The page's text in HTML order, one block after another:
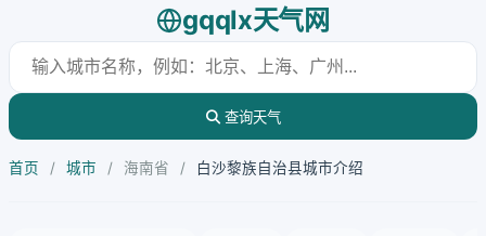
gqqlx天气网
查询天气
首页 / 城市 / 海南省 / 白沙黎族自治县城市介绍